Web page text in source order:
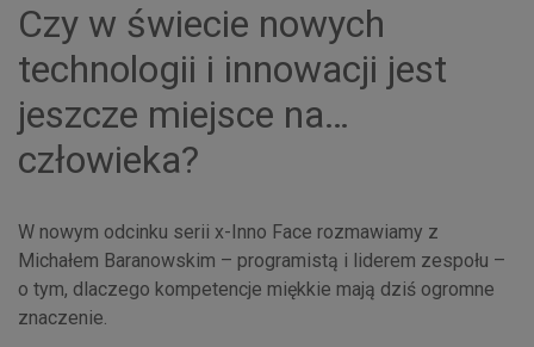
Czy w świecie nowych
technologii i innowacji jest
jeszcze miejsce na…
człowieka?
W nowym odcinku serii x-Inno Face rozmawiamy z
Michałem Baranowskim – programistą i liderem zespołu –
o tym, dlaczego kompetencje miękkie mają dziś ogromne
znaczenie.